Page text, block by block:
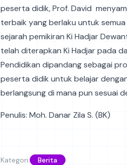
peserta didik, Prof. David
terbaik yang berlaku untuk
sejarah pemikiran Ki Hadjar
telah diterapkan Ki Hadjar pada
Pendidikan dipandang sebagai
peserta didik untuk belajar
berlangsung di mana pun sesuai
Penulis: Moh. Danar Zila S. (BK)
Kategori: Berita